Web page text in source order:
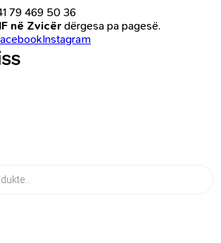
79 469 50 36
në Zvicër dërgesa pa pagesë.
Instagram